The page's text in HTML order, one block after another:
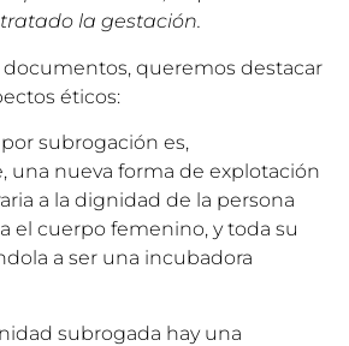
la gestación.
documentos, queremos destacar
éticos:
subrogación es,
una nueva forma de explotación
a la dignidad de la persona
el cuerpo femenino, y toda su
a ser una incubadora
subrogada hay una